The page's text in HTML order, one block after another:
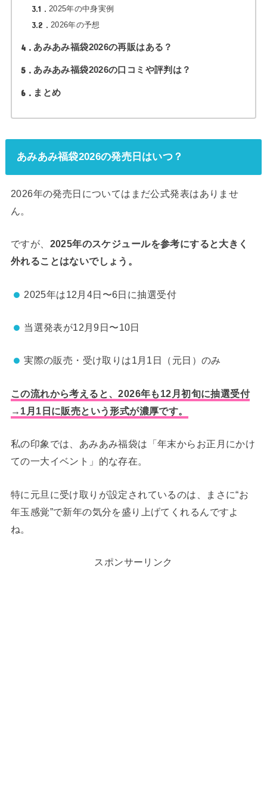
3.1 2025年の中身実例
3.2 2026年の予想
4 あみあみ福袋2026の再販はある？
5 あみあみ福袋2026の口コミや評判は？
6 まとめ
あみあみ福袋2026の発売日はいつ？
2026年の発売日についてはまだ公式発表はありませ
ん。
ですが、 2025年のスケジュールを参考にすると大きく
外れることはないでしょう。
2025年は12月4日〜6日に抽選受付
当選発表が12月9日〜10日
実際の販売・受け取りは1月1日（元日）のみ
この流れから考えると、2026年も12月初旬に抽選受付
→1月1日に販売という形式が濃厚です。
私の印象では、あみあみ福袋は「年末からお正月にかけ
ての一大イベント」的な存在。
特に元旦に受け取りが設定されているのは、まさに“お
年玉感覚”で新年の気分を盛り上げてくれるんですよ
ね。
スポンサーリンク